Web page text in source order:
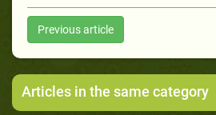
Previous article
Articles in the same category